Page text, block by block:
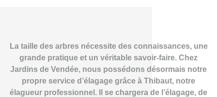
La taille des arbres nécessite des connaissances, une
grande pratique et un véritable savoir-faire. Chez
Jardins de Vendée, nous possédons désormais notre
propre service d’élagage grâce à Thibaut, notre
élagueur professionnel. Il se chargera de l’élagage, de